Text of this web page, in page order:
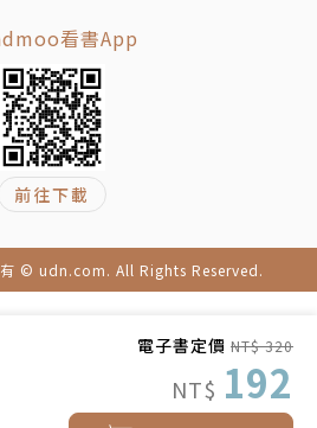
電子書定價 NT$ 320
NT$ 192
人的餘生、全心全意照顧摯愛家
，好好照顧自己。
看書App
前往下載
有 © udn.com. All Rights Reserved.